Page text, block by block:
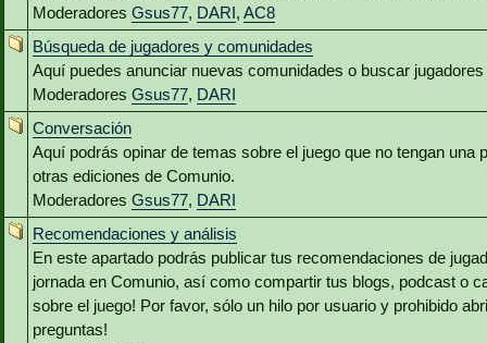
Moderadores Gsus77, DARI, AC8
Búsqueda de jugadores y comunidades
Aquí puedes anunciar nuevas comunidades o buscar
Moderadores Gsus77, DARI
Conversación
Aquí podrás opinar de temas sobre el juego que no tengan una
otras ediciones de Comunio.
Moderadores Gsus77, DARI
Recomendaciones y análisis
En este apartado podrás publicar tus recomendaciones de
jornada en Comunio, así como compartir tus blogs, podcast o
sobre el juego! Por favor, sólo un hilo por usuario y prohibido
preguntas!